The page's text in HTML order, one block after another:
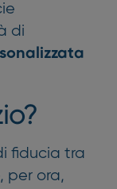
di
fiducia tra
per ora,